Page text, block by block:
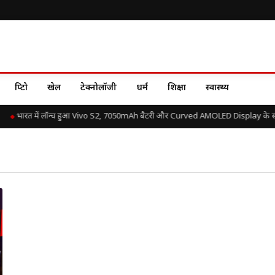
क्रिप्टो खेल टेक्नोलॉजी धर्म शिक्षा स्वास्थ्य
भारत में लॉन्च हुआ Vivo S2, 7050mAh बैटरी और Curved AMOLED Display के